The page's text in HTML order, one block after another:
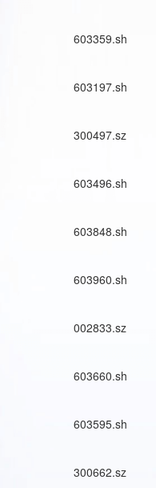
603359.sh
603197.sh
300497.sz
603496.sh
603848.sh
603960.sh
002833.sz
603660.sh
603595.sh
300662.sz